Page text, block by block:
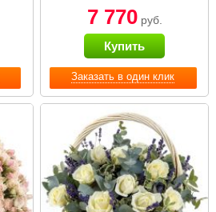
Заказать в один клик
7 770руб.
Купить